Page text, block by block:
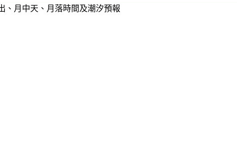
、月中天、月落時間及潮汐預報